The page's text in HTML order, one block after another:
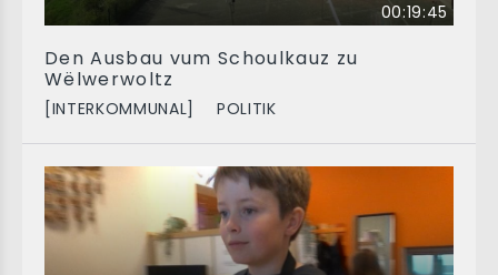
00:19:45
Den Ausbau vum Schoulkauz zu
Wëlwerwoltz
[INTERKOMMUNAL] POLITIK